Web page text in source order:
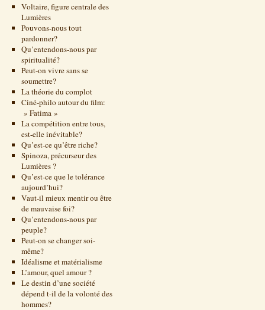
Voltaire, figure centrale des
Lumières
Pouvons-nous tout
pardonner?
Qu’entendons-nous par
spiritualité?
Peut-on vivre sans se
soumettre?
La théorie du complot
Ciné-philo autour du film:
» Fatima »
La compétition entre tous,
est-elle inévitable?
Qu’est-ce qu’être riche?
Spinoza, précurseur des
Lumières ?
Qu’est-ce que le tolérance
aujourd’hui?
Vaut-il mieux mentir ou être
de mauvaise foi?
Qu’entendons-nous par
peuple?
Peut-on se changer soi-
même?
Idéalisme et matérialisme
L’amour, quel amour ?
Le destin d’une société
dépend t-il de la volonté des
hommes?